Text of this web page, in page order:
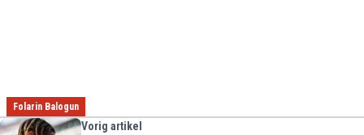
Folarin Balogun
Vorig artikel